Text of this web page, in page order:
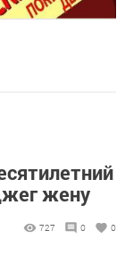
жену
727 0 0